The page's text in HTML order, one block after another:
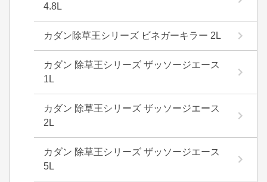
4.8L
カダン除草王シリーズ ビネガーキラー 2L
カダン 除草王シリーズ ザッソージエース
1L
カダン 除草王シリーズ ザッソージエース
2L
カダン 除草王シリーズ ザッソージエース
5L